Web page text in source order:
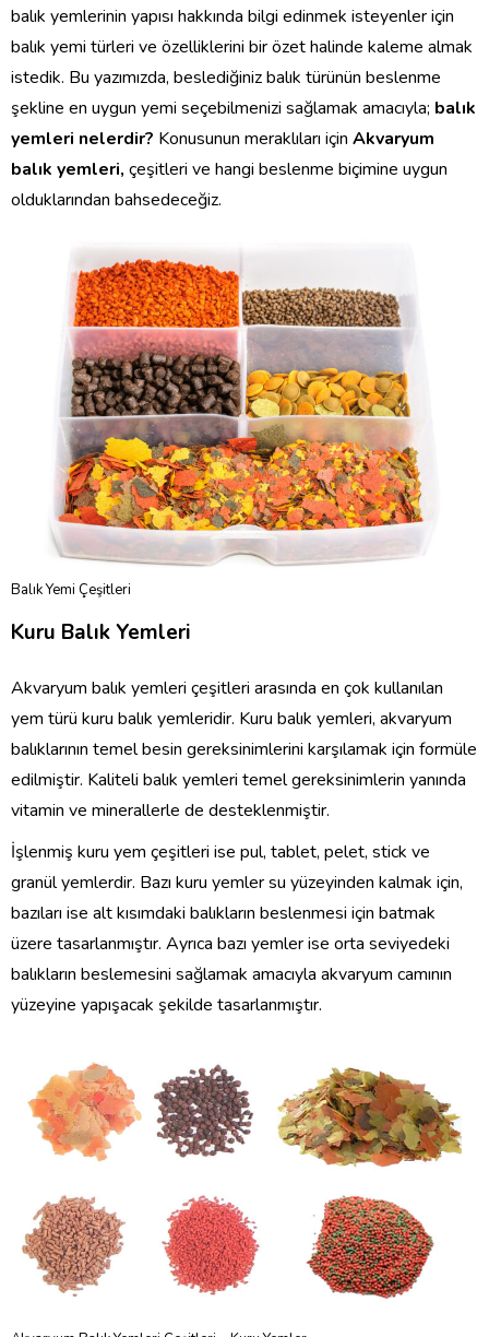
balık yemlerinin yapısı hakkında bilgi edinmek isteyenler için
balık yemi türleri ve özelliklerini bir özet halinde kaleme almak
istedik. Bu yazımızda, beslediğiniz balık türünün beslenme
şekline en uygun yemi seçebilmenizi sağlamak amacıyla; balık
yemleri nelerdir? Konusunun meraklıları için Akvaryum
balık yemleri, çeşitleri ve hangi beslenme biçimine uygun
olduklarından bahsedeceğiz.
Balık Yemi Çeşitleri
Kuru Balık Yemleri
Akvaryum balık yemleri çeşitleri arasında en çok kullanılan
yem türü kuru balık yemleridir. Kuru balık yemleri, akvaryum
balıklarının temel besin gereksinimlerini karşılamak için formüle
edilmiştir. Kaliteli balık yemleri temel gereksinimlerin yanında
vitamin ve minerallerle de desteklenmiştir.
İşlenmiş kuru yem çeşitleri ise pul, tablet, pelet, stick ve
granül yemlerdir. Bazı kuru yemler su yüzeyinden kalmak için,
bazıları ise alt kısımdaki balıkların beslenmesi için batmak
üzere tasarlanmıştır. Ayrıca bazı yemler ise orta seviyedeki
balıkların beslemesini sağlamak amacıyla akvaryum camının
yüzeyine yapışacak şekilde tasarlanmıştır.